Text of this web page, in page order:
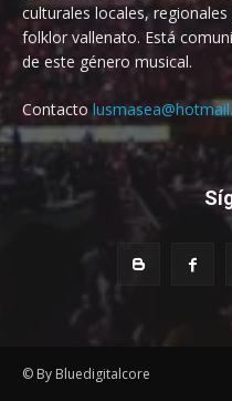
culturales locales,
folklor vallenato. Está
de este género musical.
Contacto
© By Bluedigitalcore